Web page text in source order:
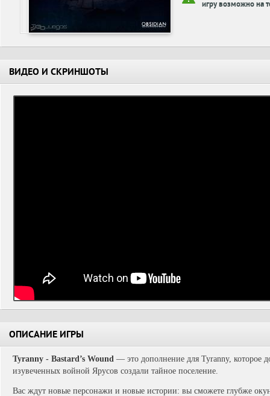
игру возможно на
ВИДЕО И СКРИНШОТЫ
ОПИСАНИЕ ИГРЫ
Tyranny - Bastard’s Wound — это дополнение для Tyranny, которое
изувеченных войной Ярусов создали тайное поселение.
Вас ждут новые персонажи и новые истории: вы сможете глубже